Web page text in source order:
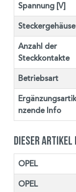
Spannung [V]
Anzahl der
Steckkontakte
Betriebsart
nzende Info
Dieser Artikel
OPEL
OPEL